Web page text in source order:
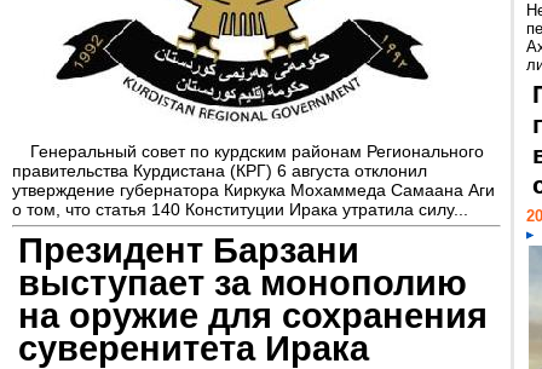
Генеральный совет по курдским районам Регионального
правительства Курдистана (КРГ) 6 августа отклонил
утверждение губернатора Киркука Мохаммеда Самаана Аги
о том, что статья 140 Конституции Ирака утратила силу...
Президент Барзани
выступает за монополию
на оружие для сохранения
суверенитета Ирака